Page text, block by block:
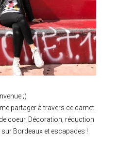
;)
partager à travers ce carnet
coeur. Décoration, réduction
Bordeaux et escapades !